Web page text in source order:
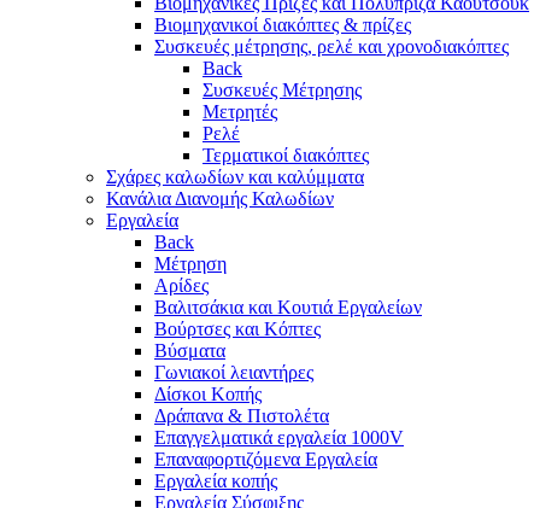
Βιομηχανικοί διακόπτες & πρίζες
Συσκευές μέτρησης, ρελέ και χρονοδιακόπτες
Back
Συσκευές Μέτρησης
Μετρητές
Ρελέ
Τερματικοί διακόπτες
Σχάρες καλωδίων και καλύμματα
Κανάλια Διανομής Καλωδίων
Εργαλεία
Back
Μέτρηση
Αρίδες
Βαλιτσάκια και Κουτιά Εργαλείων
Βούρτσες και Κόπτες
Βύσματα
Γωνιακοί λειαντήρες
Δίσκοι Κοπής
Δράπανα & Πιστολέτα
Επαγγελματικά εργαλεία 1000V
Επαναφορτιζόμενα Εργαλεία
Εργαλεία κοπής
Εργαλεία Σύσφιξης